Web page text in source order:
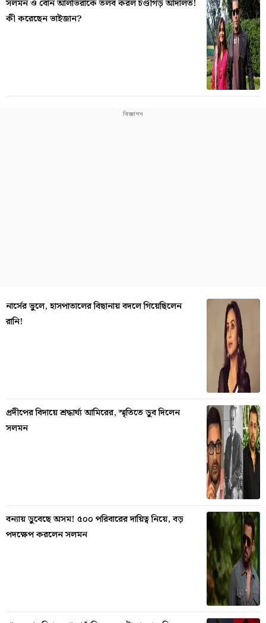
সলমন ও বোন আলভিরাকে তলব করল চণ্ডীগড় আদালত!
কী করেছেন ভাইজান?
নার্সের ভুলে, হাসপাতালের বিছানায় বদলে গিয়েছিলেন
রানি!
প্রদীপের বিদায়ে শ্রদ্ধার্ঘ্য আমিরের, স্মৃতিতে ডুব দিলেন
সলমন
বন্যায় ডুবেছে অসম! ৫০০ পরিবারের দায়িত্ব নিয়ে, বড়
পদক্ষেপ করলেন সলমন